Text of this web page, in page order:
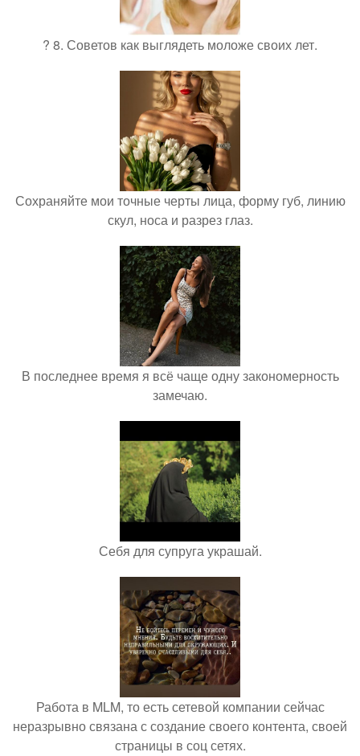
? 8. Советов как выглядеть моложе своих лет.
Сохраняйте мои точные черты лица, форму губ, линию
скул, носа и разрез глаз.
В последнее время я всё чаще одну закономерность
замечаю.
Себя для супруга украшай.
Работа в MLM, то есть сетевой компании сейчас
неразрывно связана с создание своего контента, своей
страницы в соц сетях.